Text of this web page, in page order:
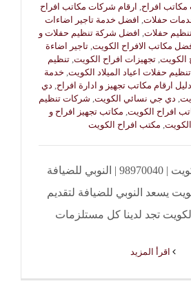
مكاتب افراح, ارقام شركات مكاتب افراح
حفلات, افضل خدمة تاجير اضاءات
حفلات, افضل شركة تنظيم حفلات و
مكاتب الافراح الكويت, تاجير اضاءة
الكويت,تجهيزات افراح الكويت,تنظيم
تنظيم حفلات اعياد الميلاد الكويت, خدمة
دليل ارقام مكاتب تجهيز و ادارة افراح, دي
, دي جي نسائي الكويت, شركات تنظيم
افراح الكويت, مكاتب تجهيز افراح و
, مكتب افراح الكويت
مكاتب افراح الكويت | 98970040 | النوبي للضيافة
يسعد النوبي للضيافة لتقديم
تجد لدينا كل مستلزمات